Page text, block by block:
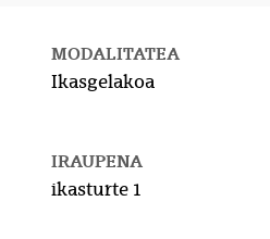
MODALITATEA
Ikasgelakoa
IRAUPENA
ikasturte 1